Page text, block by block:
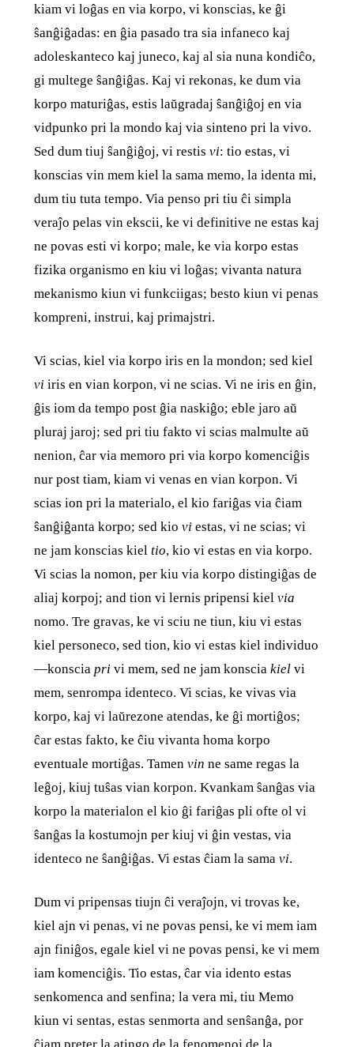
kiam vi loĝas en via korpo, vi konscias, ke ĝi
ŝanĝiĝadas: en ĝia pasado tra sia infaneco kaj
adoleskanteco kaj juneco, kaj al sia nuna kondiĉo,
gi multege ŝanĝiĝas. Kaj vi rekonas, ke dum via
korpo maturiĝas, estis laŭgradaj ŝanĝiĝoj en via
vidpunko pri la mondo kaj via sinteno pri la vivo.
Sed dum tiuj ŝanĝiĝoj, vi restis vi: tio estas, vi
konscias vin mem kiel la sama memo, la identa mi,
dum tiu tuta tempo. Via penso pri tiu ĉi simpla
veraĵo pelas vin ekscii, ke vi definitive ne estas kaj
ne povas esti vi korpo; male, ke via korpo estas
fizika organismo en kiu vi loĝas; vivanta natura
mekanismo kiun vi funkciigas; besto kiun vi penas
kompreni, instrui, kaj primajstri.
Vi scias, kiel via korpo iris en la mondon; sed kiel
vi iris en vian korpon, vi ne scias. Vi ne iris en ĝin,
ĝis iom da tempo post ĝia naskiĝo; eble jaro aŭ
pluraj jaroj; sed pri tiu fakto vi scias malmulte aŭ
nenion, ĉar via memoro pri via korpo komenciĝis
nur post tiam, kiam vi venas en vian korpon. Vi
scias ion pri la materialo, el kio fariĝas via ĉiam
ŝanĝiĝanta korpo; sed kio vi estas, vi ne scias; vi
ne jam konscias kiel tio, kio vi estas en via korpo.
Vi scias la nomon, per kiu via korpo distingiĝas de
aliaj korpoj; and tion vi lernis pripensi kiel via
nomo. Tre gravas, ke vi sciu ne tiun, kiu vi estas
kiel personeco, sed tion, kio vi estas kiel individuo
—konscia pri vi mem, sed ne jam konscia kielvi
mem, senrompa identeco. Vi scias, ke vivas via
korpo, kaj vi laŭrezone atendas, ke ĝi mortiĝos;
ĉar estas fakto, ke ĉiu vivanta homa korpo
eventuale mortiĝas. Tamen vin ne same regas la
leĝoj, kiuj tuŝas vian korpon. Kvankam ŝanĝas via
korpo la materialon el kio ĝi fariĝas pli ofte ol vi
ŝanĝas la kostumojn per kiuj vi ĝin vestas, via
identeco ne ŝanĝiĝas. Vi estas ĉiam la sama vi.
Dum vi pripensas tiujn ĉi veraĵojn, vi trovas ke,
kiel ajn vi penas, vi ne povas pensi, ke vi mem iam
ajn finiĝos, egale kiel vi ne povas pensi, ke vi mem
iam komenciĝis. Tio estas, ĉar via idento estas
senkomenca and senfina; la vera mi, tiu Memo
kiun vi sentas, estas senmorta and senŝanĝa, por